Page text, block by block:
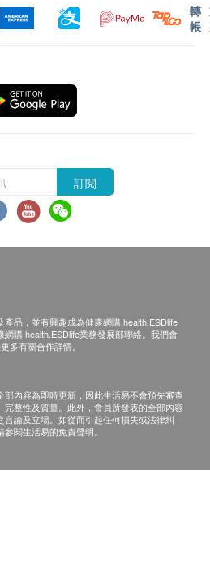
轉
帳
訂閱
品，並有興趣成為健康網購 health.ESDlife
購 health.ESDlife業務發展部聯絡。我們會
多有關合作詳情。
內容為即時更新，因此生活易不會預先審查
整性及質量。此外，會員所發表的全部內容
論及立場。如從而引起任何損失或法律糾
閱生活易的免責聲明。